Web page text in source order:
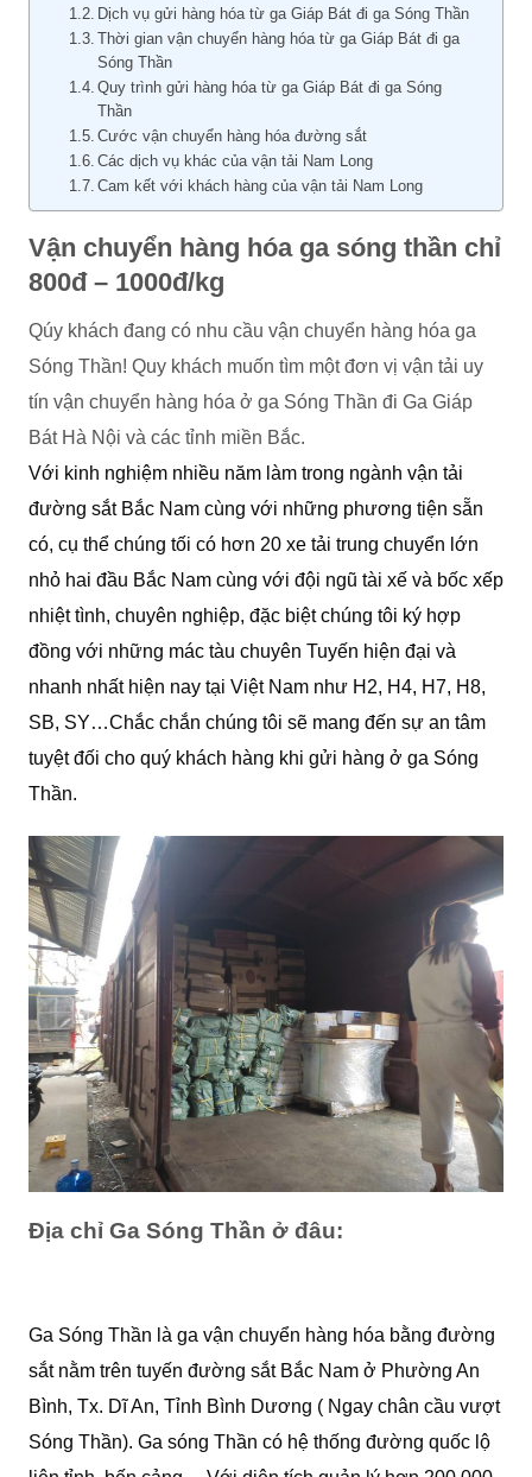
Dịch vụ gửi hàng hóa từ ga Giáp Bát đi ga Sóng Thần
Thời gian vận chuyển hàng hóa từ ga Giáp Bát đi ga
Sóng Thần
Quy trình gửi hàng hóa từ ga Giáp Bát đi ga Sóng
Thần
Cước vận chuyển hàng hóa đường sắt
Các dịch vụ khác của vận tải Nam Long
Cam kết với khách hàng của vận tải Nam Long
Vận chuyển hàng hóa ga sóng thần chỉ
800đ – 1000đ/kg
Qúy khách đang có nhu cầu vận chuyển hàng hóa ga
Sóng Thần! Quy khách muốn tìm một đơn vị vận tải uy
tín vận chuyển hàng hóa ở ga Sóng Thần đi Ga Giáp
Bát Hà Nội và các tỉnh miền Bắc.
Với kinh nghiệm nhiều năm làm trong ngành vận tải
đường sắt Bắc Nam cùng với những phương tiện sẵn
có, cụ thể chúng tối có hơn 20 xe tải trung chuyển lớn
nhỏ hai đầu Bắc Nam cùng với đội ngũ tài xế và bốc xếp
nhiệt tình, chuyên nghiệp, đặc biệt chúng tôi ký hợp
đồng với những mác tàu chuyên Tuyến hiện đại và
nhanh nhất hiện nay tại Việt Nam như H2, H4, H7, H8,
SB, SY…Chắc chắn chúng tôi sẽ mang đến sự an tâm
tuyệt đối cho quý khách hàng khi gửi hàng ở ga Sóng
Thần.
Địa chỉ Ga Sóng Thần ở đâu:
Ga Sóng Thần là ga vận chuyển hàng hóa bằng đường
sắt nằm trên tuyến đường sắt Bắc Nam ở Phường An
Bình, Tx. Dĩ An, Tỉnh Bình Dương ( Ngay chân cầu vượt
Sóng Thần). Ga sóng Thần có hệ thống đường quốc lộ